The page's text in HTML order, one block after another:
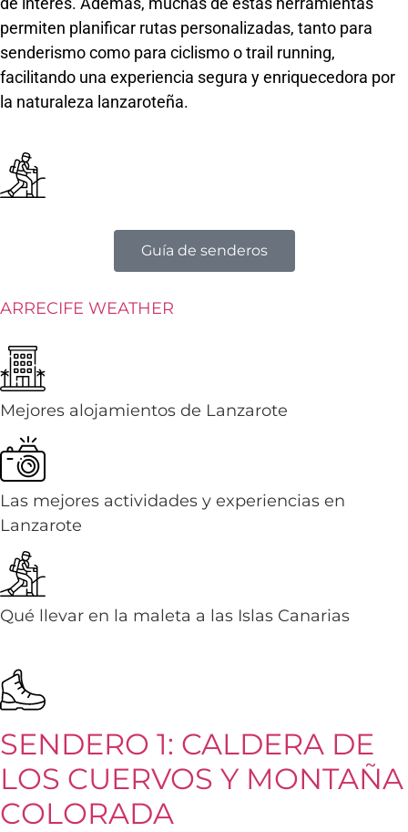
permiten planificar rutas personalizadas, tanto para
senderismo como para ciclismo o trail running,
facilitando una experiencia segura y enriquecedora por
la naturaleza lanzaroteña.
Guía de senderos
ARRECIFE WEATHER
Mejores alojamientos de Lanzarote
Las mejores actividades y experiencias en
Lanzarote
Qué llevar en la maleta a las Islas Canarias
SENDERO 1: CALDERA DE
LOS CUERVOS Y MONTAÑA
COLORADA